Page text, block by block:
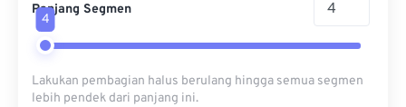
Panjang Segmen
4
Lakukan pembagian halus berulang hingga semua segmen
lebih pendek dari panjang ini.